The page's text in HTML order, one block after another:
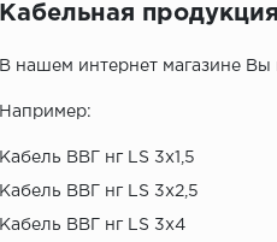
Кабельная продукция
В нашем интернет магазине
Например:
Кабель ВВГ нг LS 3x1,5
Кабель ВВГ нг LS 3x2,5
Кабель ВВГ нг LS 3x4